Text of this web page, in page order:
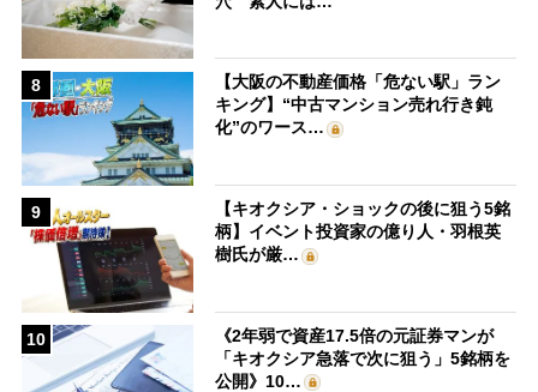
8
【大阪の不動産価格「危ない駅」ラン
キング】“中古マンション売れ行き鈍
化”のワース…
9
【キオクシア・ショックの後に狙う5銘
柄】イベント投資家の億り人・羽根英
樹氏が厳…
10
《2年弱で資産17.5倍の元証券マンが
「キオクシア急落で次に狙う」5銘柄を
公開》10…